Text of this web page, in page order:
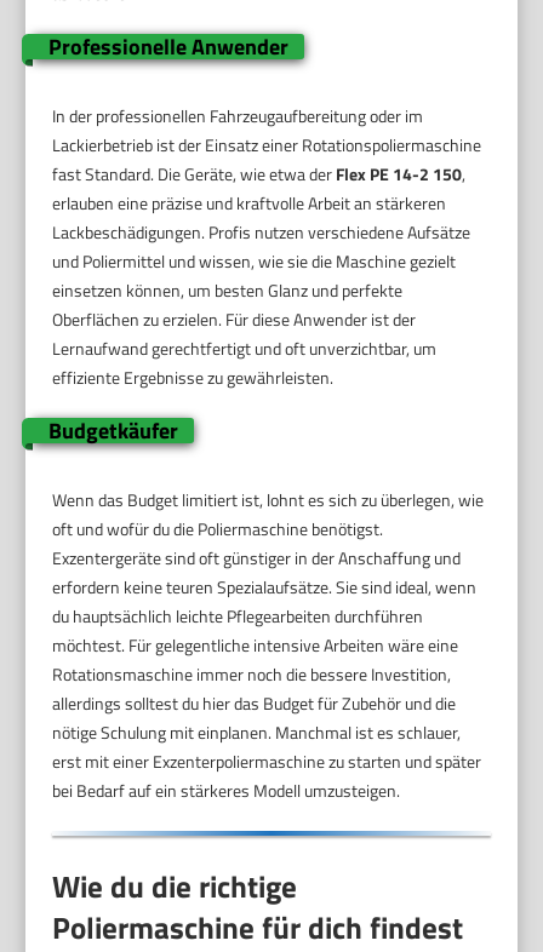
Professionelle Anwender
In der professionellen Fahrzeugaufbereitung oder im
Lackierbetrieb ist der Einsatz einer Rotationspoliermaschine
fast Standard. Die Geräte, wie etwa derFlex PE 14-2 150,
erlauben eine präzise und kraftvolle Arbeit an stärkeren
Lackbeschädigungen. Profis nutzen verschiedene Aufsätze
und Poliermittel und wissen, wie sie die Maschine gezielt
einsetzen können, um besten Glanz und perfekte
Oberflächen zu erzielen. Für diese Anwender ist der
Lernaufwand gerechtfertigt und oft unverzichtbar, um
effiziente Ergebnisse zu gewährleisten.
Budgetkäufer
Wenn das Budget limitiert ist, lohnt es sich zu überlegen, wie
oft und wofür du die Poliermaschine benötigst.
Exzentergeräte sind oft günstiger in der Anschaffung und
erfordern keine teuren Spezialaufsätze. Sie sind ideal, wenn
du hauptsächlich leichte Pflegearbeiten durchführen
möchtest. Für gelegentliche intensive Arbeiten wäre eine
Rotationsmaschine immer noch die bessere Investition,
allerdings solltest du hier das Budget für Zubehör und die
nötige Schulung mit einplanen. Manchmal ist es schlauer,
erst mit einer Exzenterpoliermaschine zu starten und später
bei Bedarf auf ein stärkeres Modell umzusteigen.
Wie du die richtige
Poliermaschine für dich findest